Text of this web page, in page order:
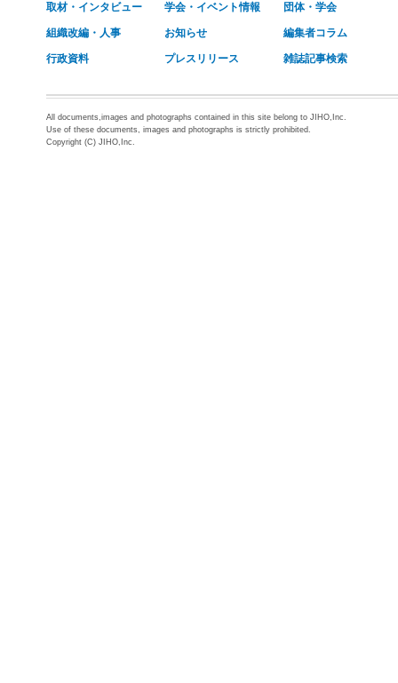
取材・インタビュー 学会・イベント情報 団体・学会
組織改編・人事 お知らせ 編集者コラム
行政資料 プレスリリース 雑誌記事検索
All documents,images and photographs contained in this site belong to JIHO,Inc.
Use of these documents, images and photographs is strictly prohibited.
Copyright (C) JIHO,Inc.